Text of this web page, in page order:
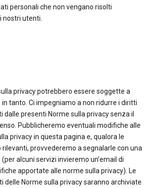
personali che non vengano risolti
nostri utenti.
privacy potrebbero essere soggette a
tanto. Ci impegniamo a non ridurre i diritti
dalle presenti Norme sulla privacy senza il
Pubblicheremo eventuali modifiche alle
privacy in questa pagina e, qualora le
provvederemo a segnalarle con una
alcuni servizi invieremo un’email di
apportate alle norme sulla privacy). Le
delle Norme sulla privacy saranno archiviate